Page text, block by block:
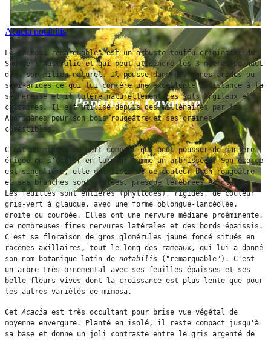
Acacia notabilis
Le "mimosa remarquable" est un arbuste touffu originaire du
Sud de l'Australie et qui peut atteindre les 3 mètres de haut
dans son milieu naturel. Il pousse dans des zones arides ou
semi-arides ce qui lui confère une excellente résistance à la
sécheresse et il tolère naturellement les sols argileux et
calcaires. Il est utilisé depuis des millénaires par les
Aborigènes pour son bois rougeâtre et ses graines
comestibles.
C'est un mimosa au port compact qui peut pousser de manière
érigée ou s'étaler en largeur comme un arbrisseau. Son écorce
est singulière, elle est lisse et de couleur brun rougeâtre
et ses branches sont étalées, presque térébrées et glabres.
Les feuilles sont entières (phyllodes), rigides, de couleur
gris-vert à glauque, avec une forme oblongue-lancéolée,
droite ou courbée. Elles ont une nervure médiane proéminente,
de nombreuses fines nervures latérales et des bords épaissis.
C'est sa floraison de gros glomérules jaune foncé situés en
racèmes axillaires, tout le long des rameaux, qui lui a donné
son nom botanique latin de notabilis ("remarquable"). C'est
un arbre très ornemental avec ses feuilles épaisses et ses
belle fleurs vives dont la croissance est plus lente que pour
les autres variétés de mimosa.
Cet Acacia est très occultant pour brise vue végétal de
moyenne envergure. Planté en isolé, il reste compact jusqu'à
sa base et donne un joli contraste entre le gris argenté de